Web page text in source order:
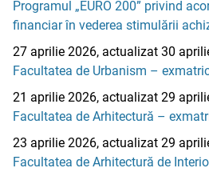
Programul „EURO 200” privind
financiar în vederea stimulării
27 aprilie 2026, actualizat 30
Facultatea de Urbanism –
21 aprilie 2026, actualizat 29
Facultatea de Arhitectură –
23 aprilie 2026, actualizat 29
Facultatea de Arhitectură de